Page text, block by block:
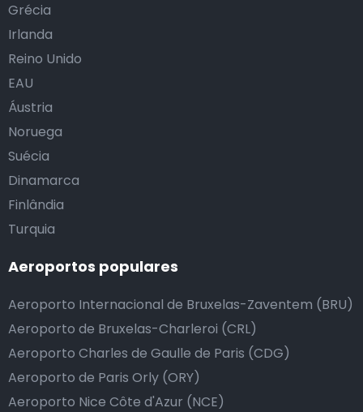
Grécia
Irlanda
Reino Unido
EAU
Áustria
Noruega
Suécia
Dinamarca
Finlândia
Turquia
Aeroportos populares
Aeroporto Internacional de Bruxelas-Zaventem (BRU)
Aeroporto de Bruxelas-Charleroi (CRL)
Aeroporto Charles de Gaulle de Paris (CDG)
Aeroporto de Paris Orly (ORY)
Aeroporto Nice Côte d'Azur (NCE)